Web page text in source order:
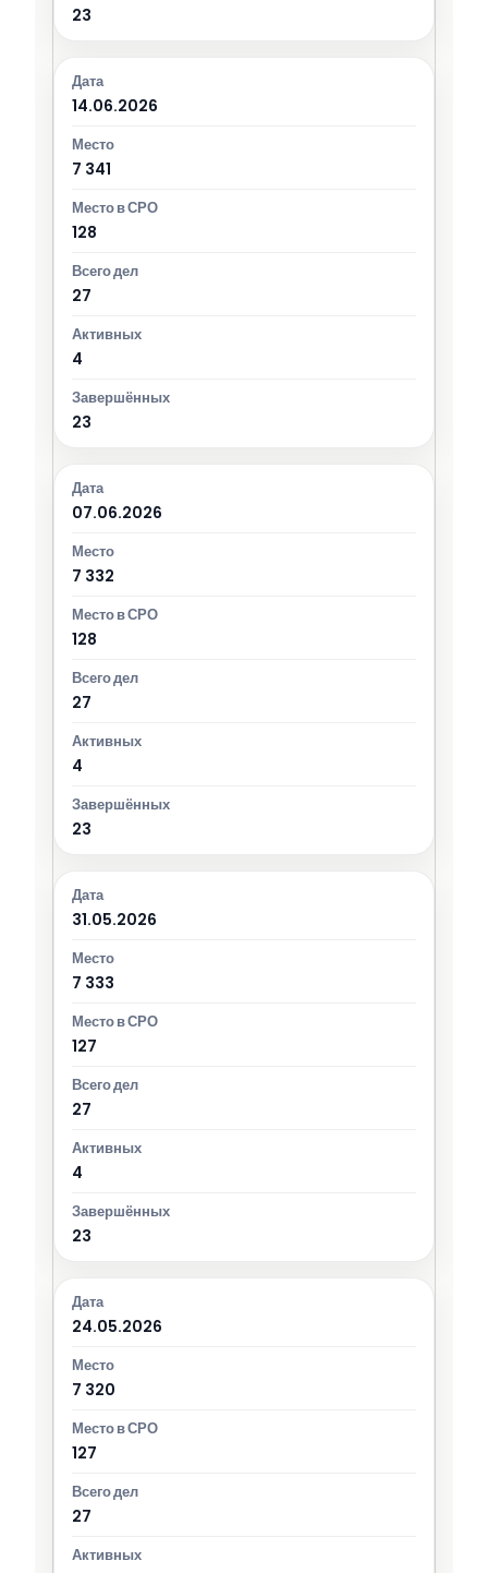
23
14.06.2026
7 341
128
27
4
23
07.06.2026
7 332
128
27
4
23
31.05.2026
7 333
127
27
4
23
24.05.2026
7 320
127
27